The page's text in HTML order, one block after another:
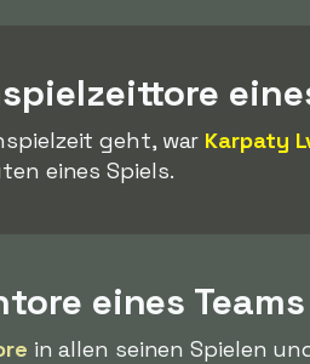
geht, war Karpaty
eines Spiels.
eines Teams
in allen seinen Spielen